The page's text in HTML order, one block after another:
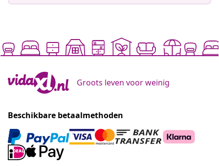
Groots leven voor weinig
Beschikbare betaalmethoden